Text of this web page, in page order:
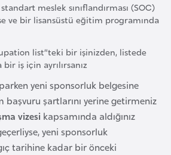
meslek sınıflandırması (SOC)
ve bir lisansüstü eğitim programında
list”teki bir işinizden, listede
iş için ayrılırsanız
yeni sponsorluk belgesine
başvuru şartlarını yerine getirmeniz
vizesi kapsamında aldığınız
yeni sponsorluk
​​tarihine kadar bir önceki